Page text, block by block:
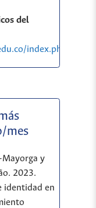
del
index.php/
mes
Mayorga y
2023.
identidad en